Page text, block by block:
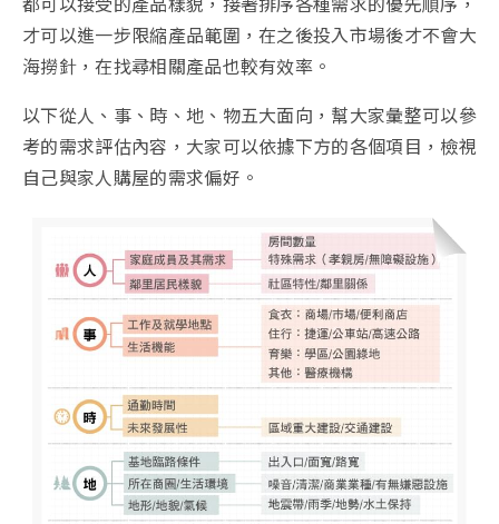
才可以進一步限縮產品範圍，在之後投入市場後才不會大
海撈針，在找尋相關產品也較有效率。
以下從人、事、時、地、物五大面向，幫大家彙整可以參
考的需求評估內容，大家可以依據下方的各個項目，檢視
自己與家人購屋的需求偏好。